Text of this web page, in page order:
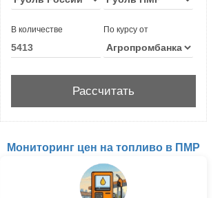
В количестве По курсу от
Мониторинг цен на топливо в ПМР